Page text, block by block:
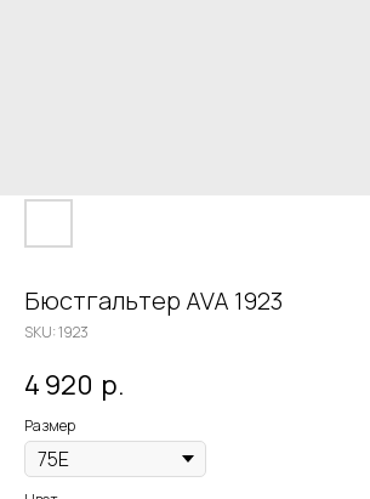
Бюстгальтер AVA 1923
SKU:1923
4 920 р.
Размер